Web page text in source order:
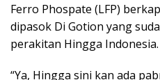
Ferro Phospate (LFP)
dipasok Di Gotion yang
perakitan Hingga Indonesia.
“Ya, Hingga sini kan ada